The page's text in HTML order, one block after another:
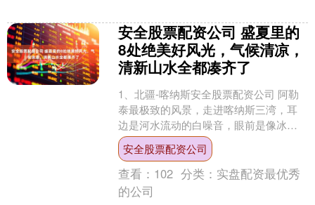
安全股票配资公司 盛夏里的
8处绝美好风光，气候清凉，
清新山水全都凑齐了
1、北疆-喀纳斯安全股票配资公司 阿勒
泰最极致的风景，走进喀纳斯三湾，耳
边是河水流动的白噪音，眼前是像冰玉
一样澄澈透蓝的河面。 记录下喀纳斯整
片青绿河谷，漫山浓....
安全股票配资公司
查看： 102 分类： 实盘配资最优秀
的公司